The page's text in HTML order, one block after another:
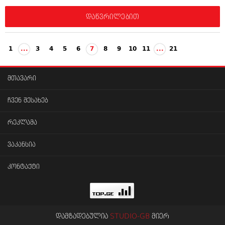
დაწვრილებით
1 ... 3 4 5 6 7 8 9 10 11 ... 21
მთავარი
ჩვენ შესახებ
რეკლამა
ვაკანსია
კონტაქტი
დამზადებულია STUDIO-GB მიერ